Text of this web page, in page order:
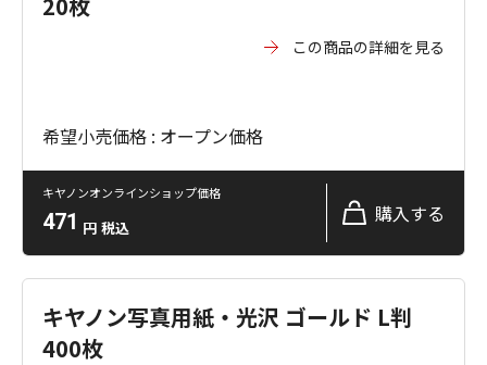
この商品の詳細を見る
希望小売価格 : オープン価格
キヤノンオンラインショップ価格
471 円 税込
購入する
キヤノン写真用紙・光沢 ゴールド L判
400枚